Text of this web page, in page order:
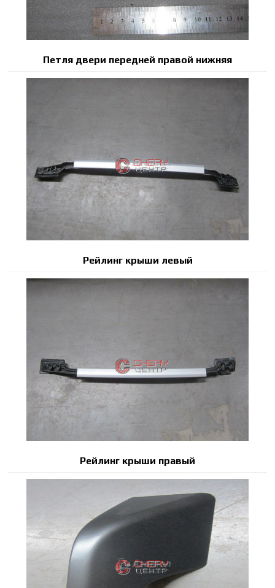
Петля двери передней правой нижняя
Рейлинг крыши левый
Рейлинг крыши правый